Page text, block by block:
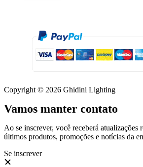
Copyright © 2026 Ghidini Lighting
Vamos manter contato
Ao se inscrever, você receberá atualizações
últimos produtos, promoções e notícias da
Se inscrever